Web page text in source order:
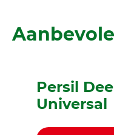
Persil
Universal